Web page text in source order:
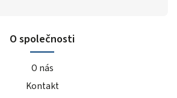
O společnosti
O nás
Kontakt